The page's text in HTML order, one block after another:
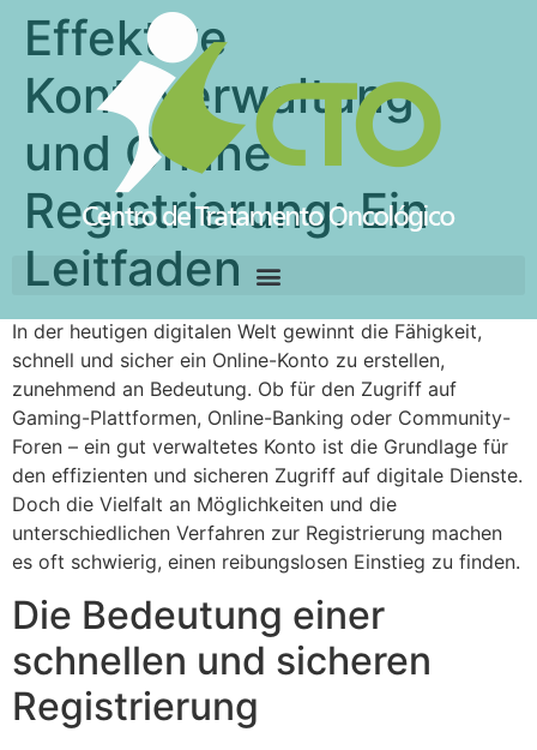
Effektive
Kontoverwaltung
und Online-
Registrierung: Ein
Leitfaden
In der heutigen digitalen Welt gewinnt die Fähigkeit,
schnell und sicher ein Online-Konto zu erstellen,
zunehmend an Bedeutung. Ob für den Zugriff auf
Gaming-Plattformen, Online-Banking oder Community-
Foren – ein gut verwaltetes Konto ist die Grundlage für
den effizienten und sicheren Zugriff auf digitale Dienste.
Doch die Vielfalt an Möglichkeiten und die
unterschiedlichen Verfahren zur Registrierung machen
es oft schwierig, einen reibungslosen Einstieg zu finden.
Die Bedeutung einer
schnellen und sicheren
Registrierung